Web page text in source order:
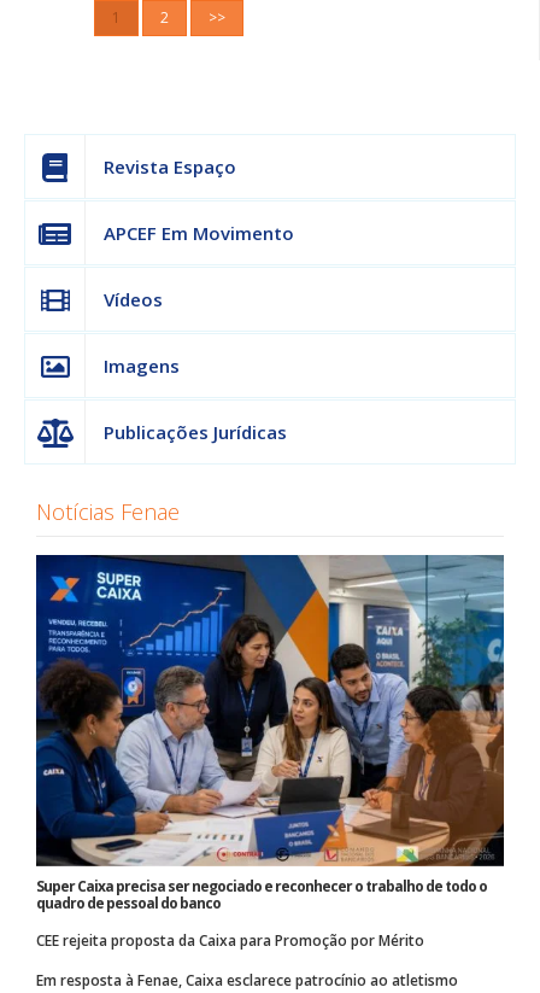
1 2 >>
Revista Espaço
APCEF Em Movimento
Vídeos
Imagens
Publicações Jurídicas
Notícias Fenae
Super Caixa precisa ser negociado e reconhecer o trabalho de todo o
quadro de pessoal do banco
CEE rejeita proposta da Caixa para Promoção por Mérito
Em resposta à Fenae, Caixa esclarece patrocínio ao atletismo